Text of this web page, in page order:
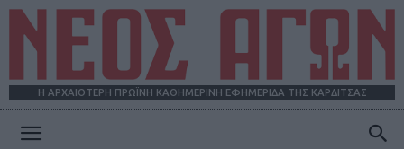
Η ΑΡΧΑΙΟΤΕΡΗ ΠΡΩΪΝΗ ΚΑΘΗΜΕΡΙΝΗ ΕΦΗΜΕΡΙΔΑ ΤΗΣ ΚΑΡΔΙΤΣΑΣ